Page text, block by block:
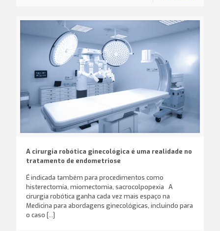
A cirurgia robótica ginecológica é uma realidade no
tratamento de endometriose
É indicada também para procedimentos como
histerectomia, miomectomia, sacrocolpopexia A
cirurgia robótica ganha cada vez mais espaço na
Medicina para abordagens ginecológicas, incluindo para
o caso […]